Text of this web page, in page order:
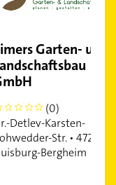
Garten- und
(0)
Detlev-Karsten-
Str. • 47228
Bergheim